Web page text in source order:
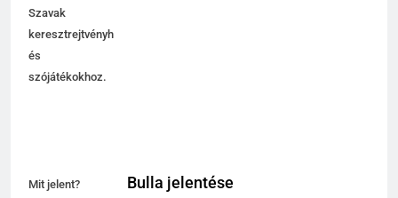
Szavak
keresztrejtvényhez
és
szójátékokhoz.
Mit jelent?
Bulla jelentése